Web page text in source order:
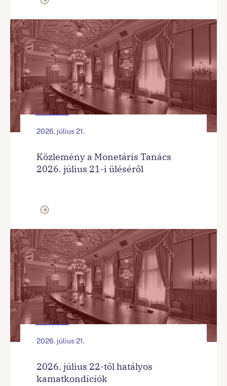
2026. július 21.
Közlemény a Monetáris Tanács
2026. július 21-i üléséről
2026. július 21.
2026. július 22-től hatályos
kamatkondíciók